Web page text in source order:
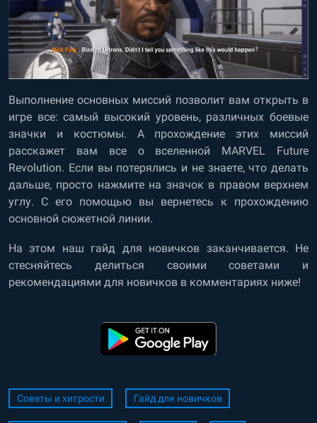
Выполнение основных миссий позволит вам открыть в
игре все: самый высокий уровень, различных боевые
значки и костюмы. А прохождение этих миссий
расскажет вам все о вселенной MARVEL Future
Revolution. Если вы потерялись и не знаете, что делать
дальше, просто нажмите на значок в правом верхнем
углу. С его помощью вы вернетесь к прохождению
основной сюжетной линии.
На этом наш гайд для новичков заканчивается. Не
стесняйтесь делиться своими советами и
рекомендациями для новичков в комментариях ниже!
Советы и хитрости Гайд для новичков